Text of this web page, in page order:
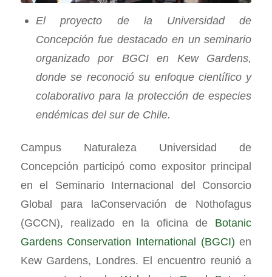
El proyecto de la Universidad de
Concepción fue destacado en un seminario
organizado por BGCI en Kew Gardens,
donde se reconoció su enfoque científico y
colaborativo para la protección de especies
endémicas del sur de Chile.
Campus Naturaleza Universidad de
Concepción participó como expositor principal
en el Seminario Internacional del Consorcio
Global para laConservación de Nothofagus
(GCCN), realizado en la oficina de Botanic
Gardens Conservation International (BGCI) en
Kew Gardens, Londres. El encuentro reunió a